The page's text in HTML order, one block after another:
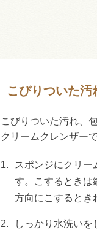
こびりついた
こびりついた汚れ、
クリームクレンザー
1.
スポンジにクリ
す。こするときは
方向にこするとき
2. しっかり水洗い